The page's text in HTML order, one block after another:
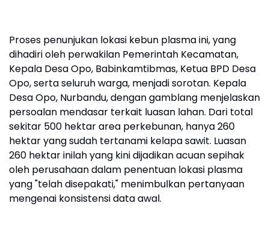
Proses penunjukan lokasi kebun plasma ini, yang
dihadiri oleh perwakilan Pemerintah Kecamatan,
Kepala Desa Opo, Babinkamtibmas, Ketua BPD Desa
Opo, serta seluruh warga, menjadi sorotan. Kepala
Desa Opo, Nurbandu, dengan gamblang menjelaskan
persoalan mendasar terkait luasan lahan. Dari total
sekitar 500 hektar area perkebunan, hanya 260
hektar yang sudah tertanami kelapa sawit. Luasan
260 hektar inilah yang kini dijadikan acuan sepihak
oleh perusahaan dalam penentuan lokasi plasma
yang "telah disepakati," menimbulkan pertanyaan
mengenai konsistensi data awal.